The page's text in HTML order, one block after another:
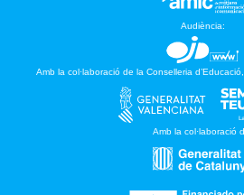
Audiència:
Amb la col·laboració de la Conselleria
Amb la col·laboració